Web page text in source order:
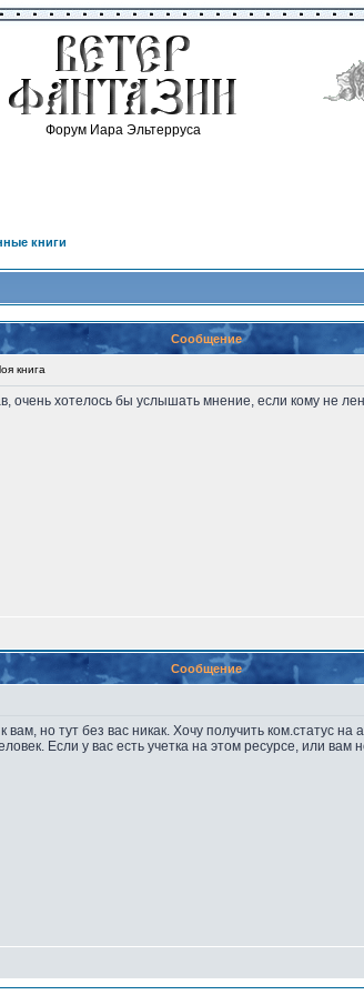
Форум Иара Эльтерруса
книги
Сообщение
книга
очень хотелось бы услышать мнение, если кому не
Сообщение
но тут без вас никак. Хочу получить ком.статус на
Если у вас есть учетка на этом ресурсе, или